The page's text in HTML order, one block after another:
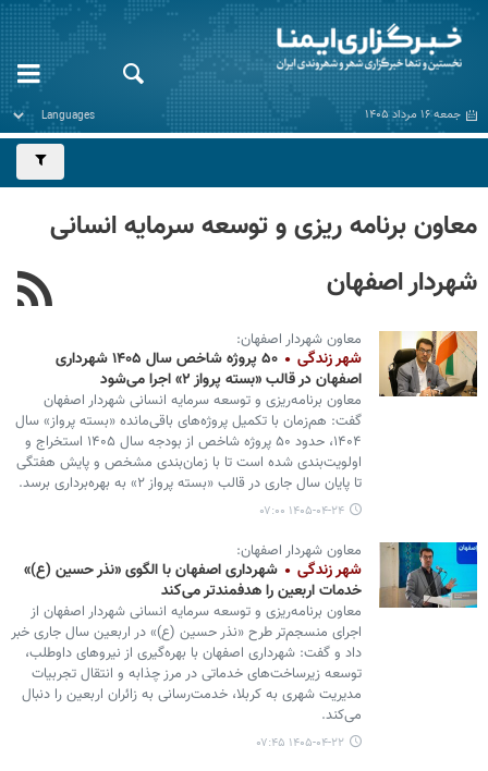
جمعه ۱۶ مرداد ۱۴۰۵
معاون برنامه ریزی و توسعه سرمایه انسانی
شهردار اصفهان
معاون شهردار اصفهان:
شهر زندگی
۵۰ پروژه شاخص سال ۱۴۰۵ شهرداری
اصفهان در قالب «بسته پرواز ۲» اجرا می‌شود
معاون برنامه‌ریزی و توسعه سرمایه انسانی شهردار اصفهان
گفت: هم‌زمان با تکمیل پروژه‌های باقی‌مانده «بسته پرواز» سال
۱۴۰۴، حدود ۵۰ پروژه شاخص از بودجه سال ۱۴۰۵ استخراج و
اولویت‌بندی شده است تا با زمان‌بندی مشخص و پایش هفتگی
تا پایان سال جاری در قالب «بسته پرواز ۲» به بهره‌برداری برسد.
۱۴۰۵-۰۴-۲۴ ۰۷:۰۰
معاون شهردار اصفهان:
شهر زندگی
شهرداری اصفهان با الگوی «نذر حسین (ع)»
خدمات اربعین را هدفمندتر می‌کند
معاون برنامه‌ریزی و توسعه سرمایه انسانی شهردار اصفهان از
اجرای منسجم‌تر طرح «نذر حسین (ع)» در اربعین سال جاری خبر
داد و گفت: شهرداری اصفهان با بهره‌گیری از نیروهای داوطلب،
توسعه زیرساخت‌های خدماتی در مرز چذابه و انتقال تجربیات
مدیریت شهری به کربلا، خدمت‌رسانی به زائران اربعین را دنبال
می‌کند.
۱۴۰۵-۰۴-۲۲ ۰۷:۴۵